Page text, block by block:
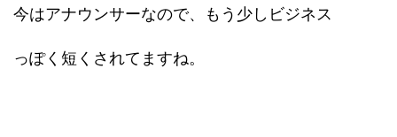
今はアナウンサーなので、もう少しビジネス
っぽく短くされてますね。